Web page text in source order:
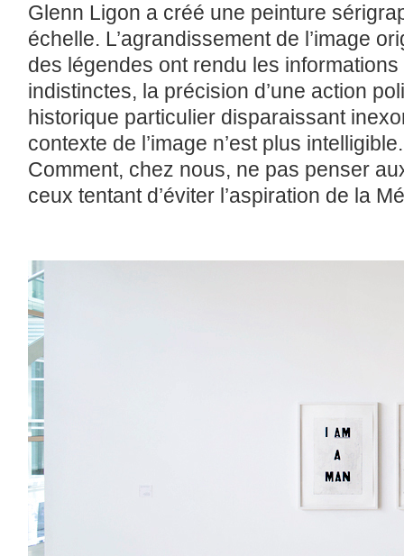
Glenn Ligon a créé une peinture
échelle. L’agrandissement de l’image
des légendes ont rendu les informations
indistinctes, la précision d’une action
historique particulier disparaissant
contexte de l’image n’est plus intelligible.
Comment, chez nous, ne pas penser
ceux tentant d’éviter l’aspiration de la